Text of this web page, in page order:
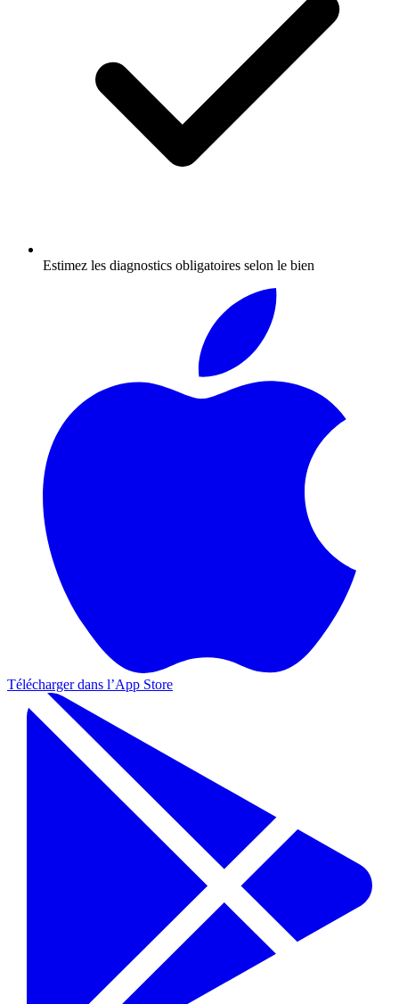
Estimez les diagnostics obligatoires selon le bien
Télécharger dans l’App Store